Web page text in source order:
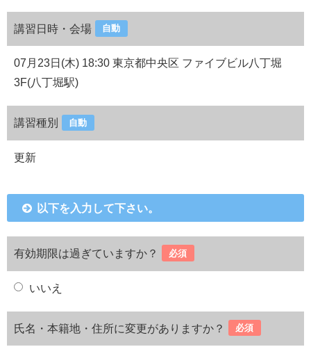
講習日時・会場 自動
07月23日(木) 18:30 東京都中央区 ファイブビル八丁堀
3F(八丁堀駅)
講習種別 自動
更新
以下を入力して下さい。
有効期限は過ぎていますか？ 必須
いいえ
氏名・本籍地・住所に変更がありますか？ 必須